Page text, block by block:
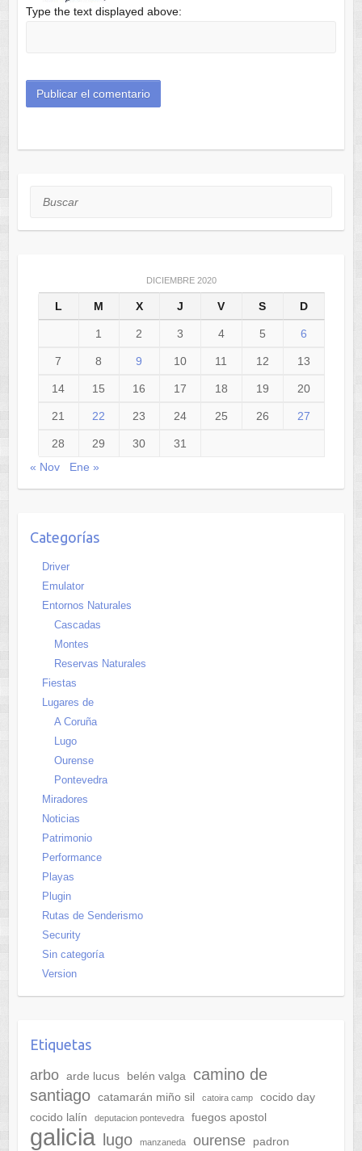
Type the text displayed above:
Buscar
DICIEMBRE 2020
L M X J V S D
1 2 3 4 5 6
7 8 9 10 11 12 13
14 15 16 17 18 19 20
21 22 23 24 25 26 27
28 29 30
31
« Nov
Ene »
Categorías
Driver
Emulator
Entornos Naturales
Cascadas
Montes
Reservas Naturales
Fiestas
Lugares de
A Coruña
Lugo
Ourense
Pontevedra
Miradores
Noticias
Patrimonio
Performance
Playas
Plugin
Rutas de Senderismo
Security
Sin categoría
Version
Etiquetas
arbo arde lucus belén valga
camino de
santiago catamarán miño sil catoira camp
cocido day
cocido lalín
deputacion pontevedra fuegos apostol
galicia lugo manzaneda ourense padron